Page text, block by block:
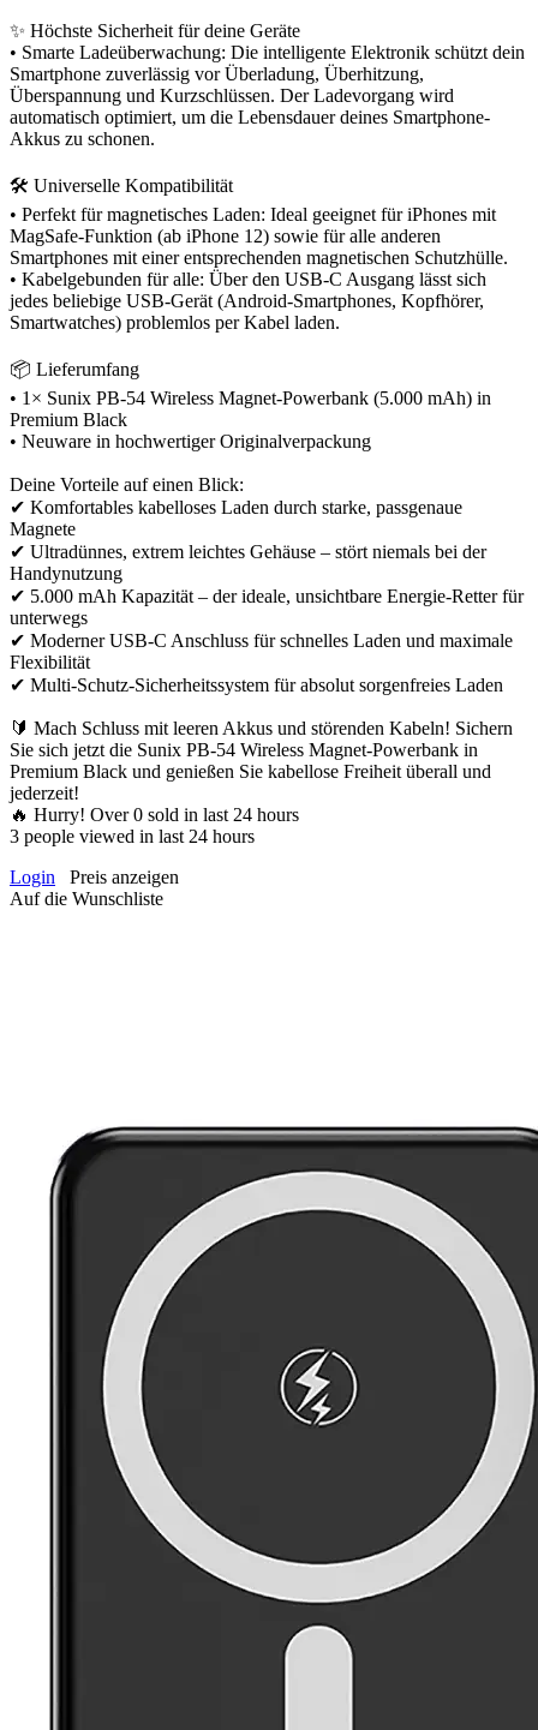
✨ Höchste Sicherheit für deine Geräte
• Smarte Ladeüberwachung: Die intelligente Elektronik schützt dein
Smartphone zuverlässig vor Überladung, Überhitzung,
Überspannung und Kurzschlüssen. Der Ladevorgang wird
automatisch optimiert, um die Lebensdauer deines Smartphone-
Akkus zu schonen.
🛠️ Universelle Kompatibilität
• Perfekt für magnetisches Laden: Ideal geeignet für iPhones mit
MagSafe-Funktion (ab iPhone 12) sowie für alle anderen
Smartphones mit einer entsprechenden magnetischen Schutzhülle.
• Kabelgebunden für alle: Über den USB-C Ausgang lässt sich
jedes beliebige USB-Gerät (Android-Smartphones, Kopfhörer,
Smartwatches) problemlos per Kabel laden.
📦 Lieferumfang
• 1× Sunix PB-54 Wireless Magnet-Powerbank (5.000 mAh) in
Premium Black
• Neuware in hochwertiger Originalverpackung
Deine Vorteile auf einen Blick:
✔ Komfortables kabelloses Laden durch starke, passgenaue
Magnete
✔ Ultradünnes, extrem leichtes Gehäuse – stört niemals bei der
Handynutzung
✔ 5.000 mAh Kapazität – der ideale, unsichtbare Energie-Retter für
unterwegs
✔ Moderner USB-C Anschluss für schnelles Laden und maximale
Flexibilität
✔ Multi-Schutz-Sicherheitssystem für absolut sorgenfreies Laden
🔰 Mach Schluss mit leeren Akkus und störenden Kabeln! Sichern
Sie sich jetzt die Sunix PB-54 Wireless Magnet-Powerbank in
Premium Black und genießen Sie kabellose Freiheit überall und
jederzeit!
🔥 Hurry! Over0 sold in last 24 hours
3 people viewed in last 24 hours
Login
Preis anzeigen
Auf die Wunschliste